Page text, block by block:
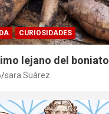
CURIOSIDADES
lejano del boniato
sara Suárez